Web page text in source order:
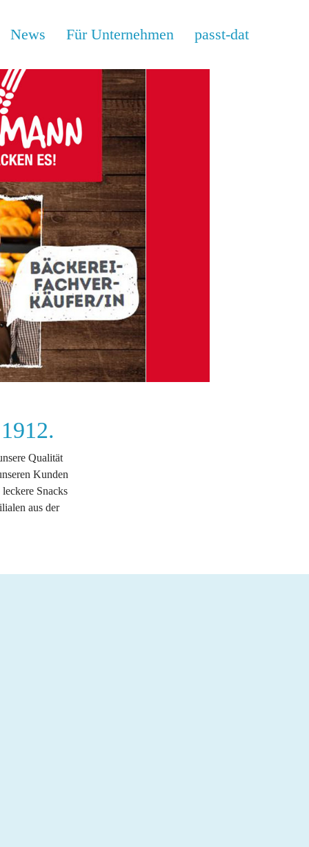
News Für Unternehmen passt-dat
Qualität
Kunden
Snacks
aus der